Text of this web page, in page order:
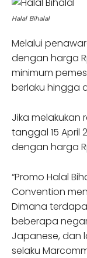
Halal Bihalal
Melalui
dengan harga
minimum
berlaku hingga
Jika melakukan
tanggal 15 April
dengan harga
“Promo Halal
Convention
Dimana
beberapa
Japanese, dan
selaku